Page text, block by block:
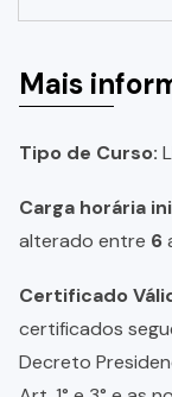
Mais
Tipo de Curso:
Carga horária
alterado entre 6
Certificado
certificados
Decreto